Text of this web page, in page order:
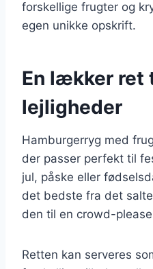
forskellige frugter og
egen unikke opskrift.
En lækker ret
lejligheder
Hamburgerryg med
der passer perfekt til
jul, påske eller
det bedste fra det
den til en crowd-
Retten kan serveres